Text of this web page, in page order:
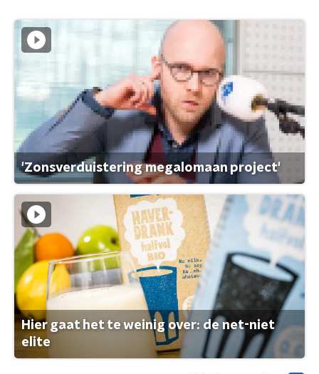
'Zonsverduistering megalomaan project'
Hier gaat het te weinig over: de net-niet
elite